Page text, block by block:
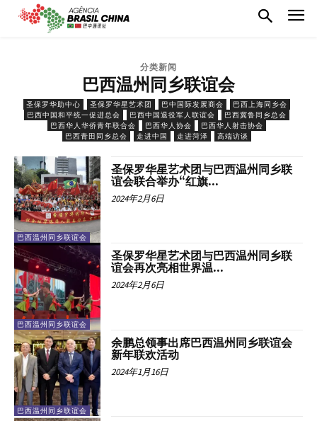
分类新闻
巴西温州同乡联谊会
圣保罗华助中心 圣保罗华星艺术团 巴中国际发展商会
巴西上海同乡会
巴西中国和平统一促进总会
巴西中国退役军人联谊会
巴西冀鲁同乡总会
巴西华人华侨青年联合会
巴西华人协会
巴西华人射击协会
巴西青田同乡总会
走进中国 走进菏泽 高端访谈
巴西温州同乡联谊会
圣保罗华星艺术团与巴西温州同乡联
谊会联合举办“红旗...
2024年2月6日
巴西温州同乡联谊会
圣保罗华星艺术团与巴西温州同乡联
谊会再次亮相世界温...
2024年2月6日
巴西温州同乡联谊会
余鹏总领事出席巴西温州同乡联谊会
新年联欢活动
2024年1月16日